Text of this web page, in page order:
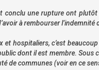
conclu une rupture ont
à rembourser
hospitaliers, c’est
dont il est membre.
de communes (voir en ce